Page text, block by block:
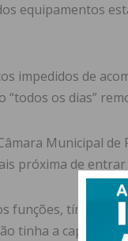
equipamentos
impedidos de
os dias”
Municipal
próxima de
funções,
tinha a